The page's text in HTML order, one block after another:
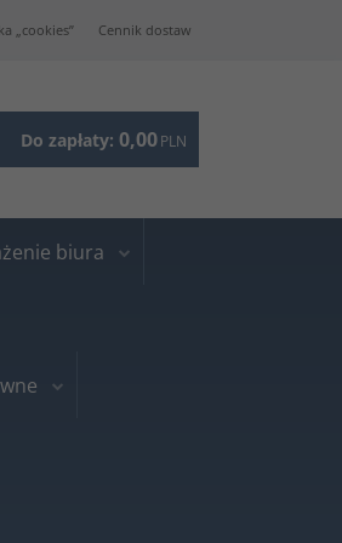
„cookies” Cennik dostaw
Do zapłaty: 0,00PLN
biura